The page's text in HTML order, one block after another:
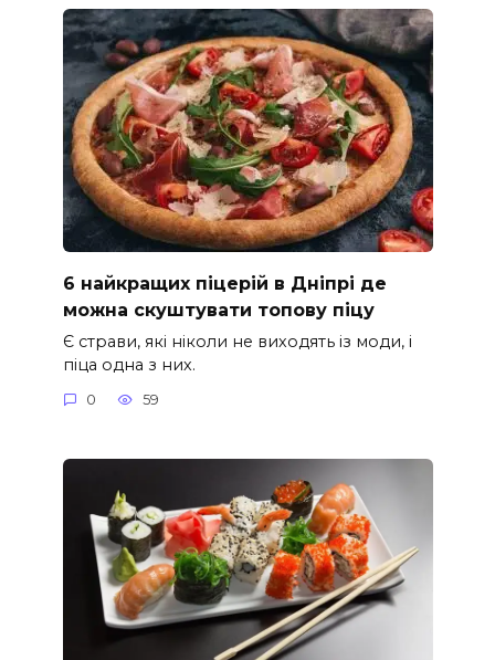
6 найкращих піцерій в Дніпрі де
можна скуштувати топову піцу
Є страви, які ніколи не виходять із моди, і
піца одна з них.
0 59